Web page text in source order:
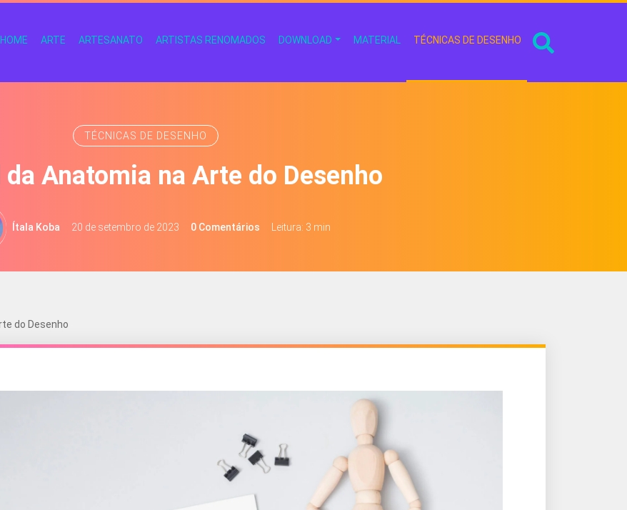
HOME ARTE ARTESANATO ARTISTAS RENOMADOS DOWNLOAD MATERIAL TÉCNICAS DE DESENHO
TÉCNICAS DE DESENHO
da Anatomia na Arte do Desenho
Ítala Koba 20 de setembro de 2023 0 Comentários Leitura: 3 min
do Desenho